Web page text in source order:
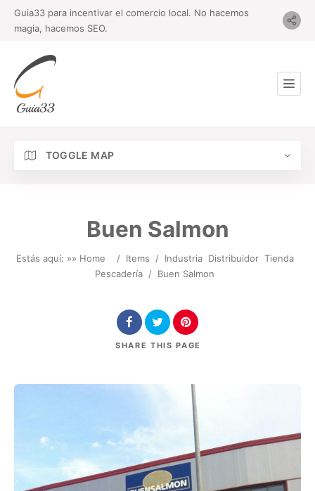
Guia33 para incentivar el comercio local. No hacemos
magia, hacemos SEO.
TOGGLE MAP
Buen Salmon
Estás aquí: »» Home / Items / Industria Distribuidor Tienda
Pescadería / Buen Salmon
SHARE THIS PAGE